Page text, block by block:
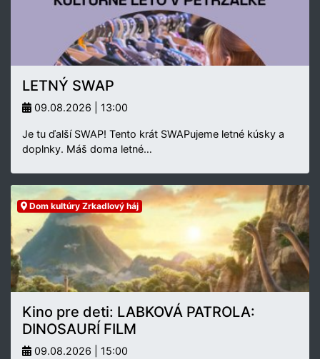
LETNÝ SWAP
09.08.2026 | 13:00
Je tu ďalší SWAP! Tento krát SWAPujeme letné kúsky a
doplnky. Máš doma letné…
Dom kultúry Zrkadlový háj
Kino pre deti: LABKOVÁ PATROLA:
DINOSAURÍ FILM
09.08.2026 | 15:00